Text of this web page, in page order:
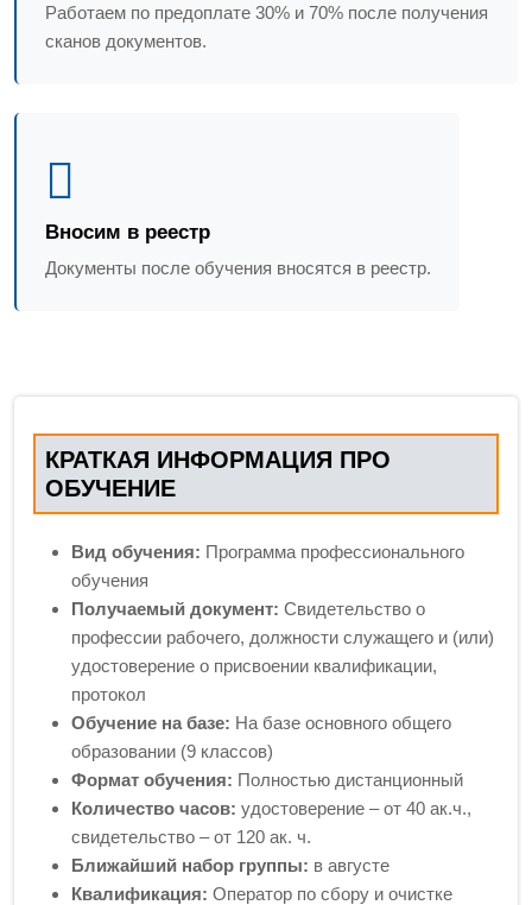
Работаем по предоплате 30% и 70% после получения
сканов документов.
Вносим в реестр
Документы после обучения вносятся в реестр.
КРАТКАЯ ИНФОРМАЦИЯ ПРО
ОБУЧЕНИЕ
Вид обучения: Программа профессионального
обучения
Получаемый документ: Свидетельство о
профессии рабочего, должности служащего и (или)
удостоверение о присвоении квалификации,
протокол
Обучение на базе: На базе основного общего
образовании (9 классов)
Формат обучения: Полностью дистанционный
Количество часов: удостоверение – от 40 ак.ч.,
свидетельство – от 120 ак. ч.
Ближайший набор группы: в августе
Квалификация: Оператор по сбору и очистке